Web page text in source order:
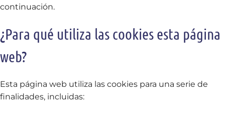
continuación.
¿Para qué utiliza las cookies esta página
web?
Esta página web utiliza las cookies para una serie de
finalidades, incluidas: